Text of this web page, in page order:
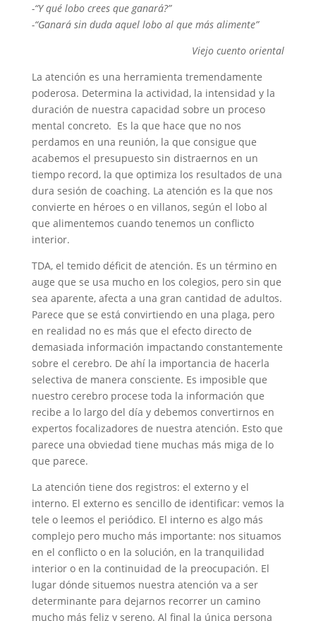
-“Y qué lobo crees que ganará?”
-“Ganará sin duda aquel lobo al que más alimente”
Viejo cuento oriental
La atención es una herramienta tremendamente
poderosa. Determina la actividad, la intensidad y la
duración de nuestra capacidad sobre un proceso
mental concreto. Es la que hace que no nos
perdamos en una reunión, la que consigue que
acabemos el presupuesto sin distraernos en un
tiempo record, la que optimiza los resultados de una
dura sesión de coaching. La atención es la que nos
convierte en héroes o en villanos, según el lobo al
que alimentemos cuando tenemos un conflicto
interior.
TDA, el temido déficit de atención. Es un término en
auge que se usa mucho en los colegios, pero sin que
sea aparente, afecta a una gran cantidad de adultos.
Parece que se está convirtiendo en una plaga, pero
en realidad no es más que el efecto directo de
demasiada información impactando constantemente
sobre el cerebro. De ahí la importancia de hacerla
selectiva de manera consciente. Es imposible que
nuestro cerebro procese toda la información que
recibe a lo largo del día y debemos convertirnos en
expertos focalizadores de nuestra atención. Esto que
parece una obviedad tiene muchas más miga de lo
que parece.
La atención tiene dos registros: el externo y el
interno. El externo es sencillo de identificar: vemos la
tele o leemos el periódico. El interno es algo más
complejo pero mucho más importante: nos situamos
en el conflicto o en la solución, en la tranquilidad
interior o en la continuidad de la preocupación. El
lugar dónde situemos nuestra atención va a ser
determinante para dejarnos recorrer un camino
mucho más feliz y sereno. Al final la única persona